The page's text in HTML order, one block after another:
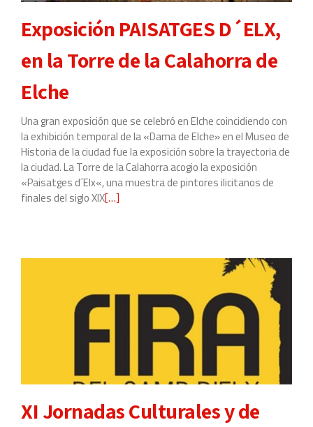
Exposición PAISATGES D´ELX,
en la Torre de la Calahorra de
Elche
Una gran exposición que se celebró en Elche coincidiendo con
la exhibición temporal de la «Dama de Elche» en el Museo de
Historia de la ciudad fue la exposición sobre la trayectoria de
la ciudad. La Torre de la Calahorra acogio la exposición
«Paisatges d´Elx«, una muestra de pintores ilicitanos de
finales del siglo XIXLeer
´ELX,
la
de
la
Calahorra
[…]
XI Jornadas Culturales y de